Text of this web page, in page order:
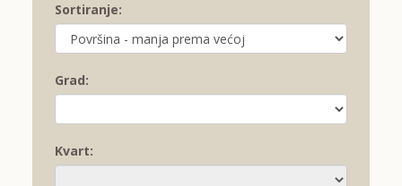
Sortiranje:
Grad:
Kvart: